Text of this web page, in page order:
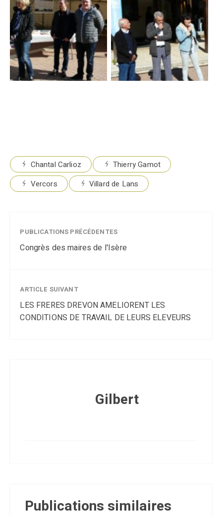
Chantal Carlioz
Thierry Gamot
Vercors
Villard de Lans
PUBLICATIONS PRÉCÉDENTES
Congrès des maires de l'Isère
ARTICLE SUIVANT
LES FRERES DREVON AMELIORENT LES
CONDITIONS DE TRAVAIL DE LEURS ELEVEURS
Gilbert
Publications similaires